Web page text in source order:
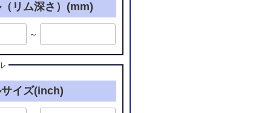
リム深さ）(mm)
～
イズ(inch)